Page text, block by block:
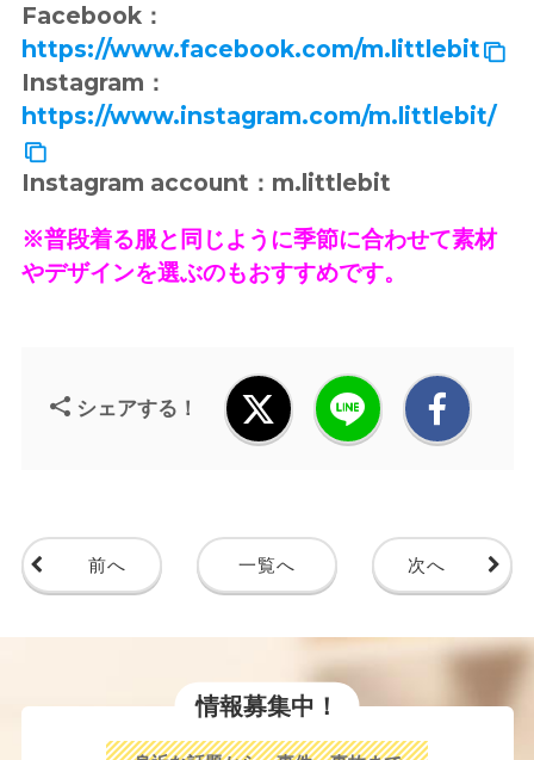
Facebook：
https://www.facebook.com/m.littlebit
Instagram：
https://www.instagram.com/m.littlebit/
Instagram account：m.littlebit
※普段着る服と同じように季節に合わせて素材
やデザインを選ぶのもおすすめです。
シェアする！
前へ 一覧へ 次へ
情報募集中！